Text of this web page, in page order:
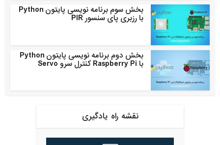
بخش سوم برنامه نویسی پایتون Python
با رزبری پای سنسور PIR
بخش دوم برنامه نویسی پایتون Python
با Raspberry Pi کنترل سرو Servo
نقشه راه یادگیری